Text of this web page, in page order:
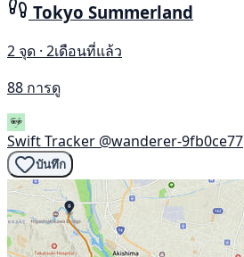
Tokyo Summerland
2 จุด · 2เดือนที่แล้ว
88 การดู
Swift Tracker @wanderer-9fb0ce77
บันทึก